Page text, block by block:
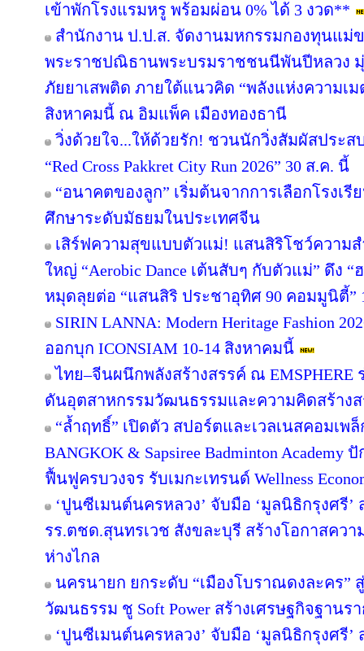
เข้าพักโรงแรมหรู พร้อมผ่อน 0% ได้ 3 งวด**
สำนักงาน ป.ป.ส. จัดงานมหกรรมกองทุนแม่
พระราชปณิธานพระบรมราชชนนีพันปีหลวง
ภัยยาเสพติด ภายใต้แนวคิด “พลังแห่งความเ
สิงหาคมนี้ ณ อิมแพ็ค เมืองทองธานี
วิ่งด้วยใจ...ให้ด้วยรัก! ชวนนักวิ่งสัมผัสประ
“Red Cross Pakkret City Run 2026” 30 ส.ค. นี้
“อนาคตของลูก” เริ่มต้นจากการเลือกโรงเ
ศึกษาระดับมัธยมในประเทศจีน
เสิร์ฟความสุขแบบตัวแม่! แสนสิริโชว์ความสำ
ใหญ่ “Aerobic Dance เต้นสับๆ กับตัวแม่” ดึง
หมุดลุยต่อ “แสนสิริ ประชาอุทิศ 90 คอมมูนิตี้”
SIRIN LANNA: Modern Heritage Fashion
ออกบุก ICONSIAM 10-14 สิงหาคมนี้
ไทย–จีนผนึกพลังสร้างสรรค์ ณ
ดันอุตสาหกรรมวัฒนธรรมและความคิดสร้างส
“ล้ำฤทธิ์” เปิดตัว สปอร์ตและเวลเนสคอมเพ
BANGKOK & Sapsiree Badminton
ฟื้นฟูครบวงจร รับเมกะเทรนด์ Wellness
‘ปูนซีเมนต์นครหลวง’ จับมือ ‘มูลนิธิกรุงศรี’
รร.ตชด.สุนทรเวช สังขละบุรี สร้างโอกาสคว
ห่างไกล
นครนายก ยกระดับ “เมืองโบราณดงละคร”
วัฒนธรรม ชู Soft Power สร้างเศรษฐกิจฐาน
‘ปูนซีเมนต์นครหลวง’ จับมือ ‘มูลนิธิกรุงศรี’